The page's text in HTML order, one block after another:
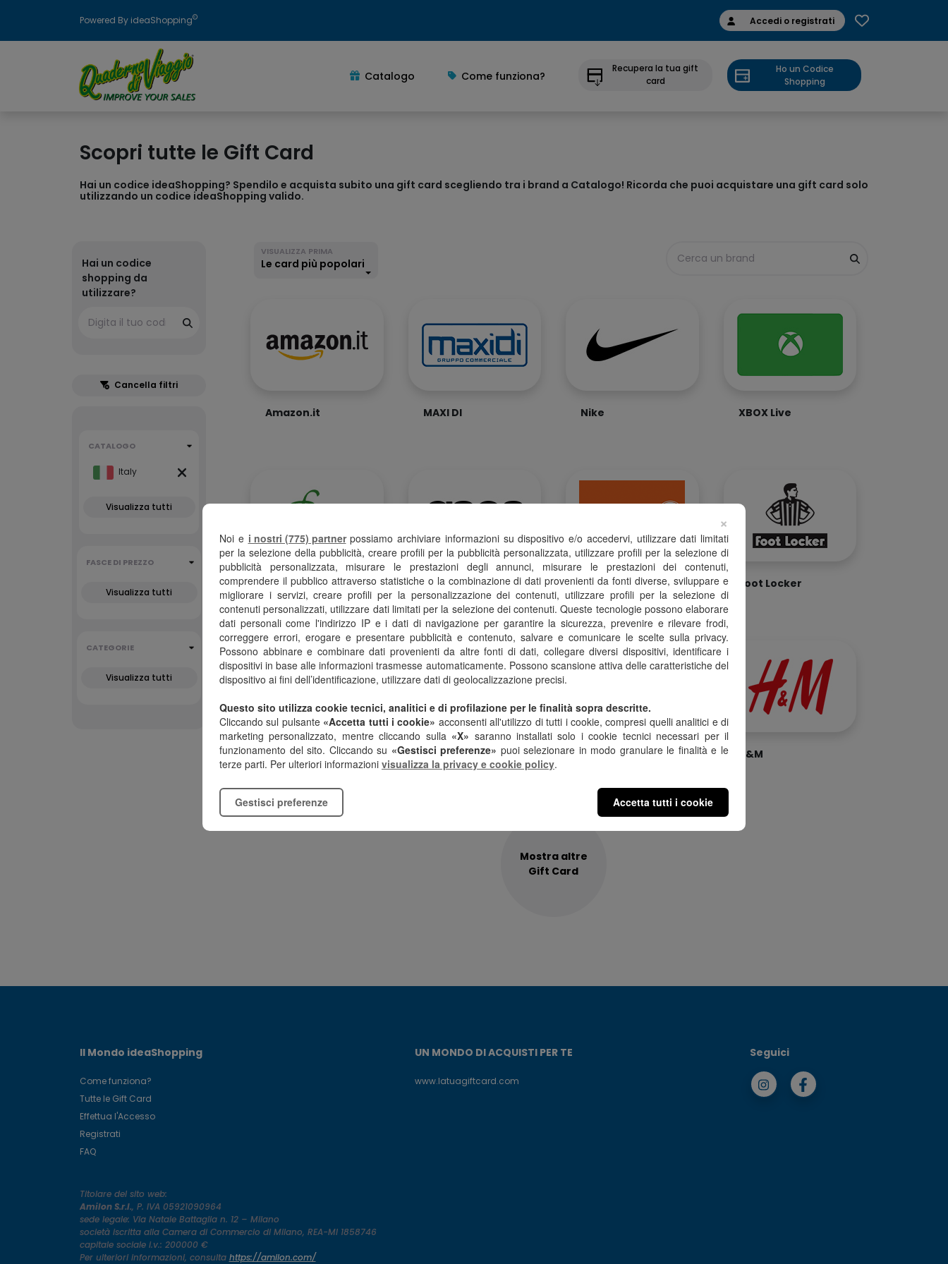
Powered By ideaShopping© Accedi o registrati
Catalogo Come funziona?
Recupera la tua gift
card
Ho un Codice
Shopping
Scopri tutte le Gift Card
Hai un codice ideaShopping? Spendilo e acquista subito una gift card scegliendo tra i brand a Catalogo! Ricorda che puoi acquistare una gift card solo
utilizzando un codice ideaShopping valido.
Hai un codice
shopping da
utilizzare?
Cancella filtri
CATALOGO
Italy
Visualizza tutti
FASCE DI PREZZO
Visualizza tutti
CATEGORIE
Visualizza tutti
VISUALIZZA PRIMA
Le card più popolari
Amazon.it MAXI DI Nike XBOX Live
Bottega Verde Asos Expert Foot Locker
Signorvino Venchi Mondadori Store H&M
Mostra altre
Gift Card
Il Mondo ideaShopping
Come funziona?
Tutte le Gift Card
Effettua l'Accesso
Registrati
FAQ
UN MONDO DI ACQUISTI PER TE
www.latuagiftcard.com
Seguici
Titolare del sito web:
Amilon S.r.l., P. IVA 05921090964
sede legale: Via Natale Battaglia n. 12 – Milano
società iscritta alla Camera di Commercio di Milano, REA-MI 1858746
capitale sociale i.v.: 200000 €
Per ulteriori informazioni, consulta https://amilon.com/
Noi e i nostri (775) partnerpossiamo archiviare informazioni su dispositivo e/o accedervi, utilizzare dati limitati
per la selezione della pubblicità, creare profili per la pubblicità personalizzata, utilizzare profili per la selezione di
pubblicità personalizzata, misurare le prestazioni degli annunci, misurare le prestazioni dei contenuti,
comprendere il pubblico attraverso statistiche o la combinazione di dati provenienti da fonti diverse, sviluppare e
migliorare i servizi, creare profili per la personalizzazione dei contenuti, utilizzare profili per la selezione di
contenuti personalizzati, utilizzare dati limitati per la selezione dei contenuti. Queste tecnologie possono elaborare
dati personali come l'indirizzo IP e i dati di navigazione per garantire la sicurezza, prevenire e rilevare frodi,
correggere errori, erogare e presentare pubblicità e contenuto, salvare e comunicare le scelte sulla privacy.
Possono abbinare e combinare dati provenienti da altre fonti di dati, collegare diversi dispositivi, identificare i
dispositivi in base alle informazioni trasmesse automaticamente. Possono scansione attiva delle caratteristiche del
dispositivo ai fini dell’identificazione, utilizzare dati di geolocalizzazione precisi.
Questo sito utilizza cookie tecnici, analitici e di profilazione per le finalità sopra descritte.
Cliccando sul pulsante «Accetta tutti i cookie» acconsenti all'utilizzo di tutti i cookie, compresi quelli analitici e di
marketing personalizzato, mentre cliccando sulla «X» saranno installati solo i cookie tecnici necessari per il
funzionamento del sito. Cliccando su «Gestisci preferenze» puoi selezionare in modo granulare le finalità e le
terze parti. Per ulteriori informazioni visualizza la privacy e cookie policy.
×
Accetta tutti i cookie
Gestisci preferenze